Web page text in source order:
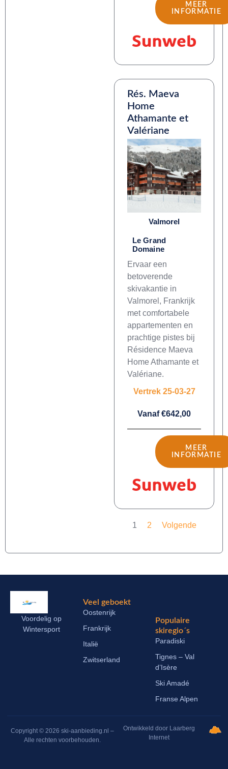
MEER
INFORMATIE
Rés. Maeva
Home
Athamante et
Valériane
Valmorel
Le Grand
Domaine
Ervaar een
betoverende
skivakantie in
Valmorel, Frankrijk
met comfortabele
appartementen en
prachtige pistes bij
Résidence Maeva
Home Athamante et
Valériane.
Vertrek 25-03-27
Vanaf €642,00
MEER
INFORMATIE
1 2 Volgende
Voordelig op
Wintersport
Veel geboekt
Oostenrijk
Frankrijk
Italië
Zwitserland
Populaire
skiregio´s
Paradiski
Tignes – Val
d’Isère
Ski Amadé
Franse Alpen
Copyright © 2026 ski-aanbieding.nl –
Alle rechten voorbehouden.
Ontwikkeld door Laarberg
Internet